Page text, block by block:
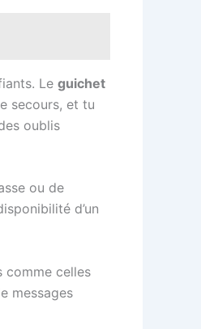
Le guichet
secours, et tu
oublis
ou de
d’un
comme celles
messages